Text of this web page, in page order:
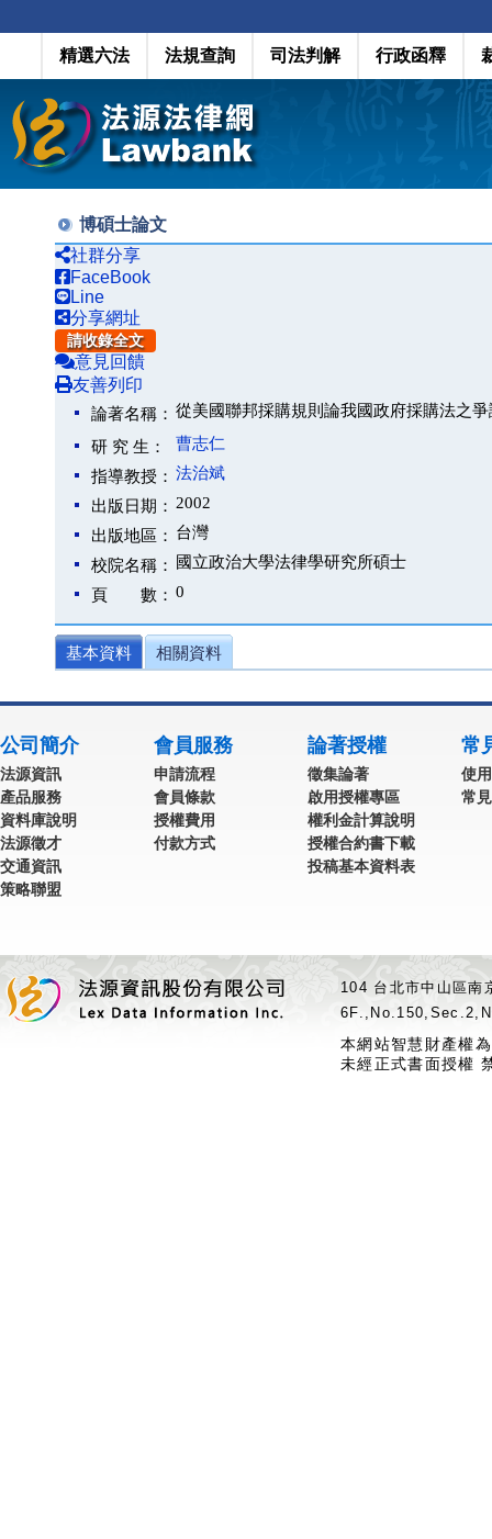
精選六法 法規查詢 司法判解 行政函釋
博碩士論文
社群分享
FaceBook
Line
分享網址
請收錄全文
意見回饋
友善列印
論著名稱： 從美國聯邦採購規則論我國政府採購法之
研 究 生：
曹志仁
指導教授： 法治斌
出版日期： 2002
出版地區： 台灣
校院名稱：
國立政治大學法律學研究所碩士
頁 數： 0
基本資料 相關資料
公司簡介
法源資訊
產品服務
資料庫說明
法源徵才
交通資訊
策略聯盟
會員服務
申請流程
會員條款
授權費用
付款方式
論著授權
徵集論著
啟用授權專區
權利金計算說明
授權合約書下載
投稿基本資料表
常
使
常
104 台北市中山區
本網站智慧財產權
未經正式書面授權